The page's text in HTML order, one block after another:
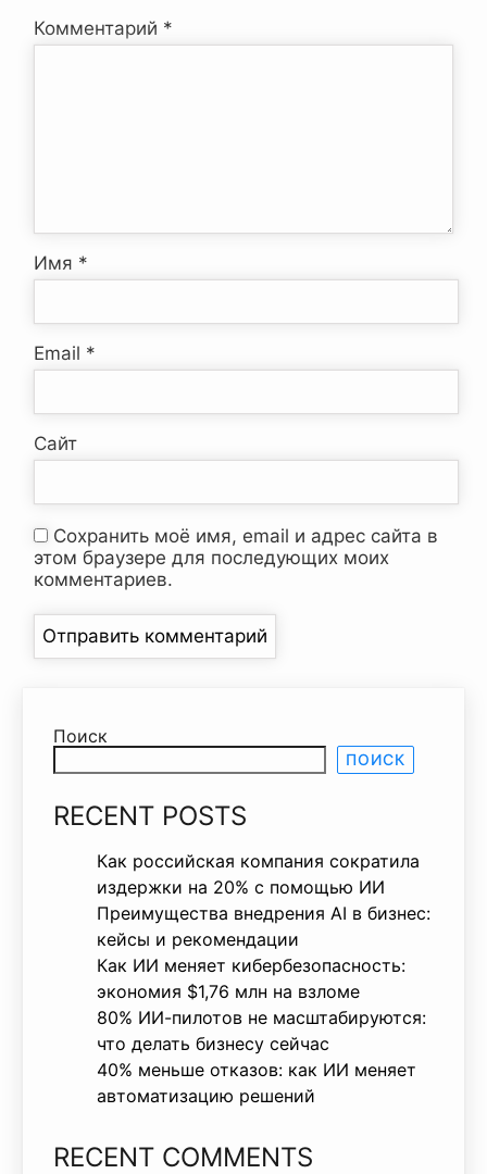
Комментарий *
Имя *
Email *
Сайт
Сохранить моё имя, email и адрес сайта в
этом браузере для последующих моих
комментариев.
Поиск
ПОИСК
RECENT POSTS
Как российская компания сократила
издержки на 20% с помощью ИИ
Преимущества внедрения AI в бизнес:
кейсы и рекомендации
Как ИИ меняет кибербезопасность:
экономия $1,76 млн на взломе
80% ИИ-пилотов не масштабируются:
что делать бизнесу сейчас
40% меньше отказов: как ИИ меняет
автоматизацию решений
RECENT COMMENTS